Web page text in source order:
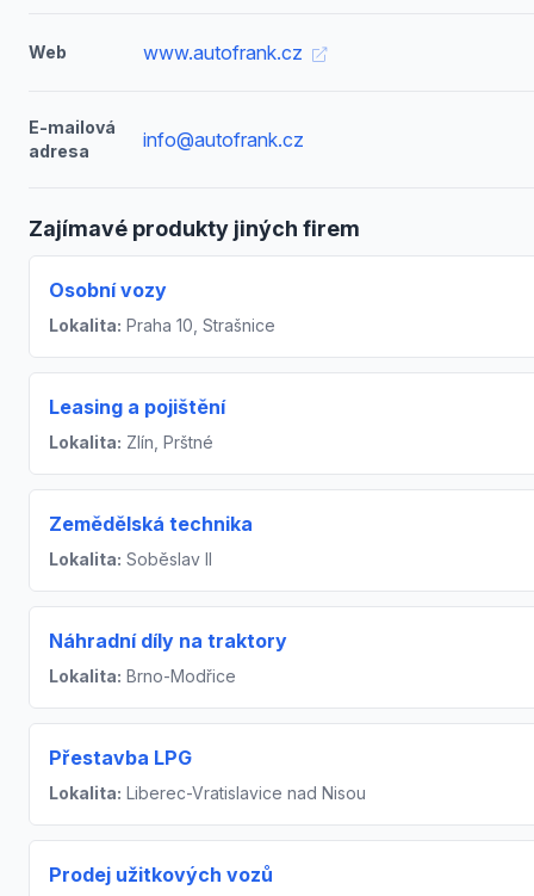
Web www.autofrank.cz
E-mailová
adresa
info@autofrank.cz
Zajímavé produkty jiných firem
Osobní vozy
Lokalita: Praha 10, Strašnice
Leasing a pojištění
Lokalita: Zlín, Prštné
Zemědělská technika
Lokalita: Soběslav II
Náhradní díly na traktory
Lokalita: Brno-Modřice
Přestavba LPG
Lokalita: Liberec-Vratislavice nad Nisou
Prodej užitkových vozů